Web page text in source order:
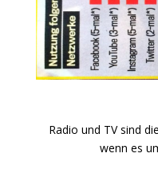
Radio und TV sind
wenn es